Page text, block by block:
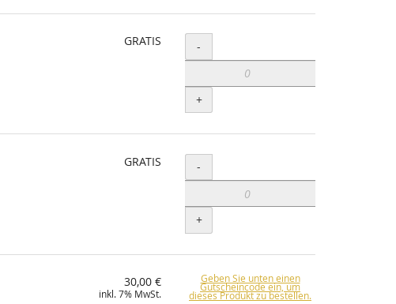
GRATIS Menge
-
+
GRATIS Menge
-
+
30,00 €
inkl. 7% MwSt.
Geben Sie unten einen
Gutscheincode ein, um
dieses Produkt zu bestellen.